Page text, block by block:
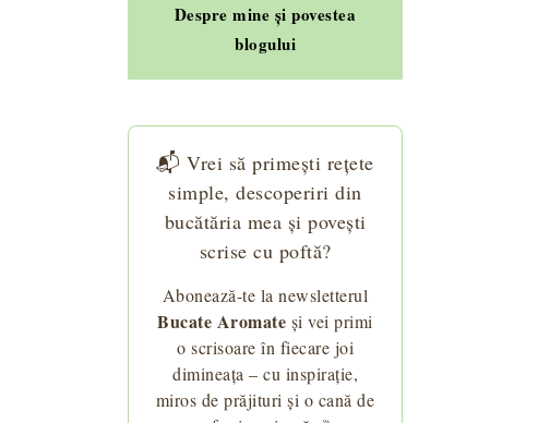
Despre mine și povestea
blogului
📬 Vrei să primești rețete
simple, descoperiri din
bucătăria mea și povești
scrise cu poftă?
Abonează-te la newsletterul
Bucate Aromate și vei primi
o scrisoare în fiecare joi
dimineața – cu inspirație,
miros de prăjituri și o cană de